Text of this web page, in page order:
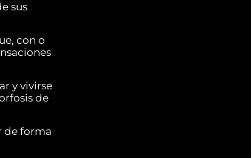
sus
con o
y vivirse
de
de forma